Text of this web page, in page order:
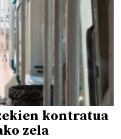
kontratua
zela